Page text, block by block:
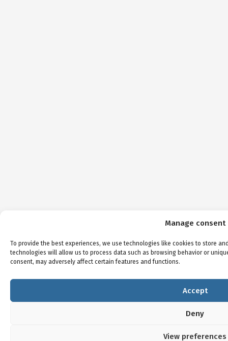
Manage consent
To provide the best experiences, we use technologies like cookies to store
technologies will allow us to process data such as browsing behavior or
consent, may adversely affect certain features and functions.
Accept
Deny
View preferences